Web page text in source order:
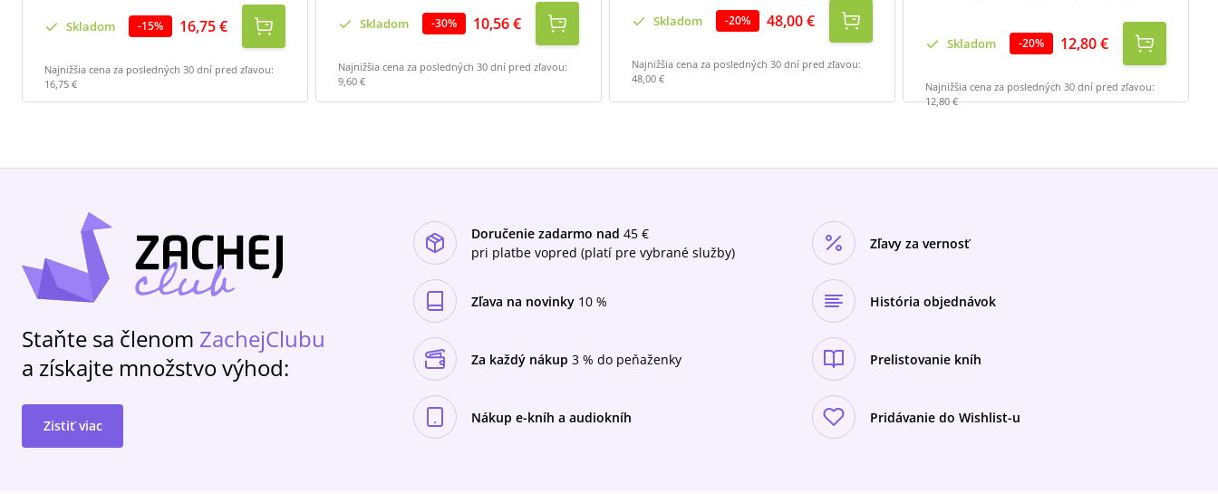
Skladom -15% 16,75 €
Najnižšia cena za posledných 30 dní pred zľavou:
16,75 €
Skladom -30% 10,56 €
Najnižšia cena za posledných 30 dní pred zľavou:
9,60 €
Skladom -20% 48,00 €
Najnižšia cena za posledných 30 dní pred zľavou:
48,00 €
Skladom -20% 12,80 €
Najnižšia cena za posledných 30 dní pred zľavou:
12,80 €
Staňte sa členom ZachejClubu
a získajte množstvo výhod:
Zistiť viac
Doručenie zadarmo nad 45 €
pri platbe vopred (platí pre vybrané služby)
Zľavy za vernosť
Zľava na novinky 10 % História objednávok
Za každý nákup 3 % do peňaženky Prelistovanie kníh
Nákup e-kníh a audiokníh Pridávanie do Wishlist-u